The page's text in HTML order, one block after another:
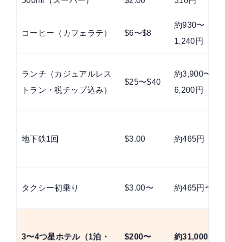
コーヒー（カフェラテ） $6〜$8
約930〜
1,240円
ランチ（カジュアルレス
トラン・税チップ込み）
$25〜$40
約3,900〜
6,200円
地下鉄1回 $3.00 約465円
タクシー初乗り $3.00〜 約465円〜
3〜4つ星ホテル（1泊・
$200〜
約31,000〜